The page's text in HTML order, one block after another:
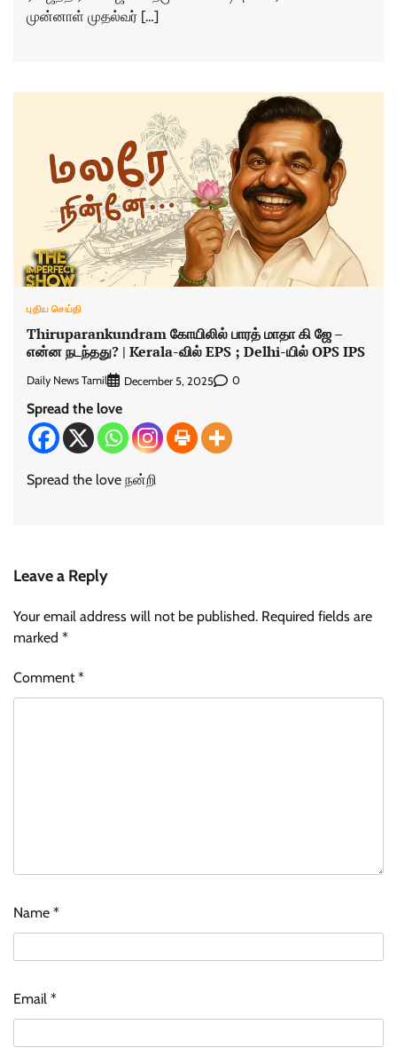
முன்னாள் முதல்வர் […]
புதிய செய்தி
Thiruparankundram கோயிலில் பாரத் மாதா கி ஜே –
என்ன நடந்தது? | Kerala-வில் EPS ; Delhi-யில் OPS IPS
Daily News Tamil December 5, 2025 0
Spread the love
Spread the love நன்றி
Leave a Reply
Your email address will not be published. Required fields are
marked *
Comment*
Name *
Email *